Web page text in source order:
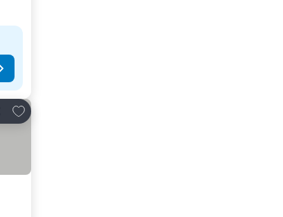
Lisää suosikkeihin